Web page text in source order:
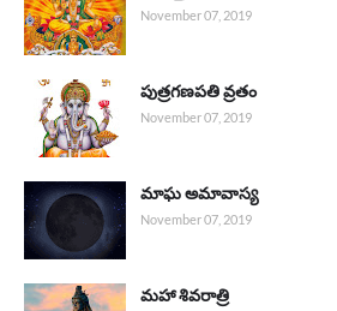
November 07, 2019
పుత్రగణపతి వ్రతం
November 07, 2019
మాఘ అమావాస్య
November 07, 2019
మహా శివరాత్రి